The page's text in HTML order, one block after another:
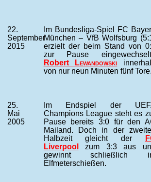
22.
September
2015
Im Bundesliga-Spiel FC
München – VfB Wolfsburg
erzielt der beim Stand von
zur Pause
Robert
Lewandowski
von nur neun Minuten fünf Tore.
25.
Mai
2005
Im Endspiel der
Champions League steht es
Pause bereits 3:0 für den
Mailand. Doch in der
Halbzeit gleicht der
Liverpool
zum 3:3 aus
gewinnt schließlich
Elfmeterschießen.